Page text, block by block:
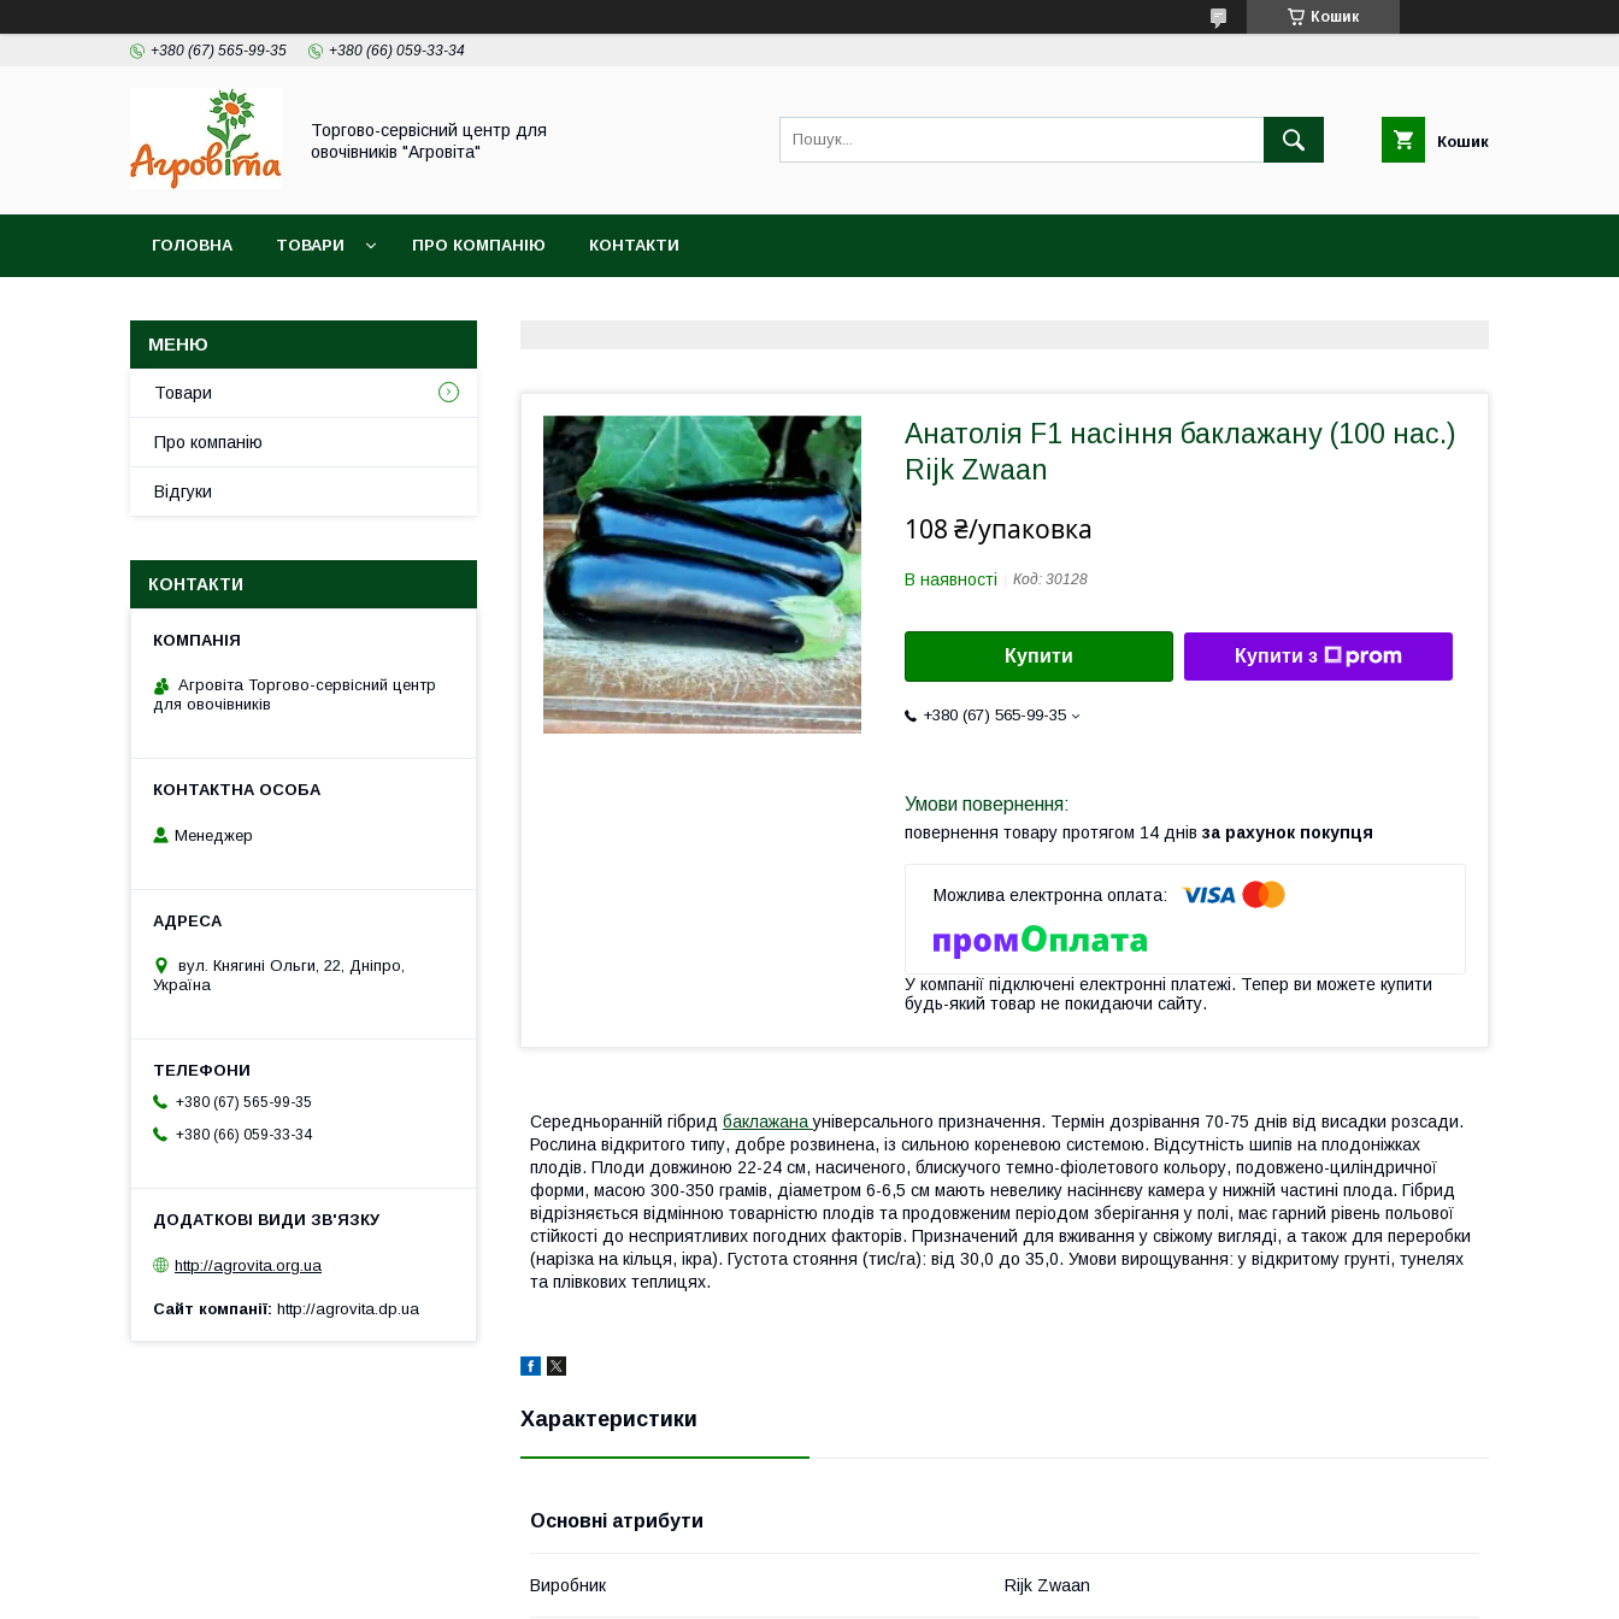
Кошик
+380 (67) 565-99-35 +380 (66) 059-33-34
Торгово-сервісний центр для
овочівників "Агровіта"
Кошик
ГОЛОВНА ТОВАРИ ПРО КОМПАНІЮ КОНТАКТИ
Анатолія F1 насіння баклажану (100 нас.)
Rijk Zwaan
108 ₴/упаковка
В наявності Код: 30128
Купити Купити з
+380 (67) 565-99-35
повернення товару протягом 14 днів за рахунок покупця
У компанії підключені електронні платежі. Тепер ви можете купити
будь-який товар не покидаючи сайту.
Середньоранній гібрид баклажанауніверсального призначення. Термін дозрівання 70-75 днів від висадки розсади.
Рослина відкритого типу, добре розвинена, із сильною кореневою системою. Відсутність шипів на плодоніжках
плодів. Плоди довжиною 22-24 см, насиченого, блискучого темно-фіолетового кольору, подовжено-циліндричної
форми, масою 300-350 грамів, діаметром 6-6,5 см мають невелику насіннєву камера у нижній частині плода. Гібрид
відрізняється відмінною товарністю плодів та продовженим періодом зберігання у полі, має гарний рівень польової
стійкості до несприятливих погодних факторів. Призначений для вживання у свіжому вигляді, а також для переробки
(нарізка на кільця, ікра). Густота стояння (тис/га): від 30,0 до 35,0. Умови вирощування: у відкритому грунті, тунелях
та плівкових теплицях.
Характеристики
Основні атрибути
Виробник Rijk Zwaan
Товари
Про компанію
Відгуки
КОНТАКТИ
Агровіта Торгово-сервісний центр
для овочівників
Менеджер
вул. Княгині Ольги, 22, Дніпро,
Україна
+380 (67) 565-99-35
+380 (66) 059-33-34
http://agrovita.org.ua
Сайт компанії http://agrovita.dp.ua